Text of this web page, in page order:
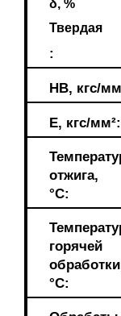
δ, %
Твердая
:
HB, кгс/
E, кгс/мм²:
отжига,
°С:
горячей
°C: